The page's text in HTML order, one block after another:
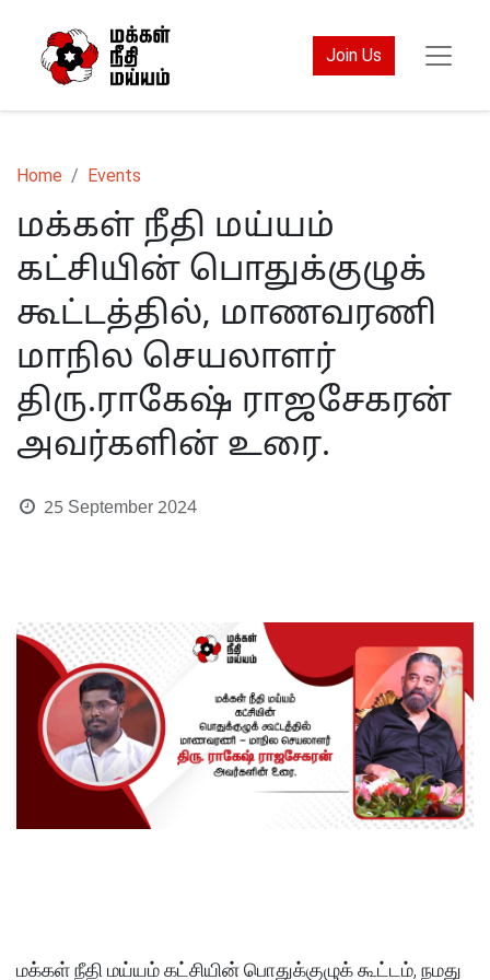
Join Us
Home Events
மக்கள் நீதி மய்யம்
கட்சியின் பொதுக்குழுக்
கூட்டத்தில், மாணவரணி
மாநில செயலாளர்
திரு.ராகேஷ் ராஜசேகரன்
அவர்களின் உரை.
25 September 2024
மக்கள் நீதி மய்யம் கட்சியின் பொதுக்குழுக் கூட்டம், நமது